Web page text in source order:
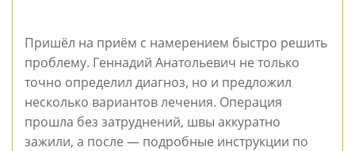
Пришёл на приём с намерением быстро решить
проблему. Геннадий Анатольевич не только
точно определил диагноз, но и предложил
несколько вариантов лечения. Операция
прошла без затруднений, швы аккуратно
зажили, а после — подробные инструкции по